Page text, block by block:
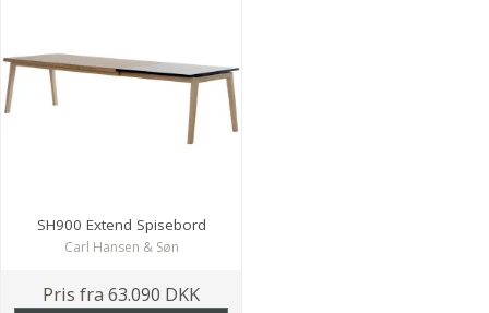
SH900 Extend Spisebord
Carl Hansen & Søn
Pris fra 63.090 DKK